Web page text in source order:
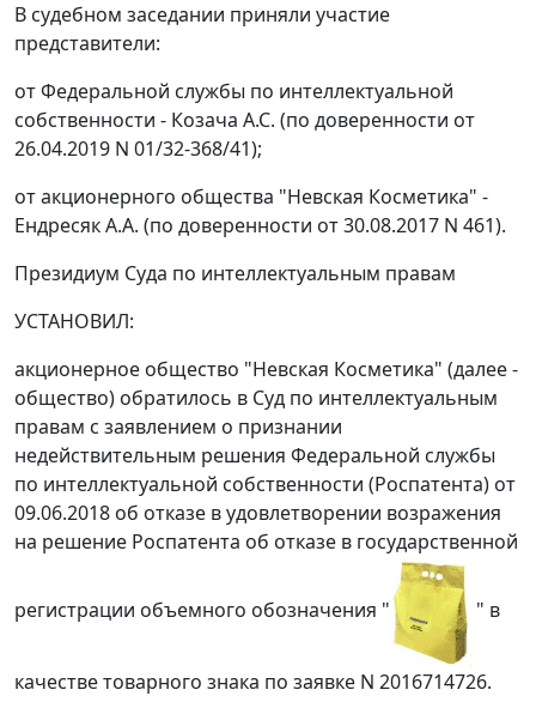
В судебном заседании приняли участие
представители:
от Федеральной службы по интеллектуальной
собственности - Козача А.С. (по доверенности от
26.04.2019 N 01/32-368/41);
от акционерного общества "Невская Косметика" -
Ендресяк А.А. (по доверенности от 30.08.2017 N 461).
Президиум Суда по интеллектуальным правам
УСТАНОВИЛ:
акционерное общество "Невская Косметика" (далее -
общество) обратилось в Суд по интеллектуальным
правам с заявлением о признании
недействительным решения Федеральной службы
по интеллектуальной собственности (Роспатента) от
09.06.2018 об отказе в удовлетворении возражения
на решение Роспатента об отказе в государственной
регистрации объемного обозначения " " в
качестве товарного знака по заявке N 2016714726.